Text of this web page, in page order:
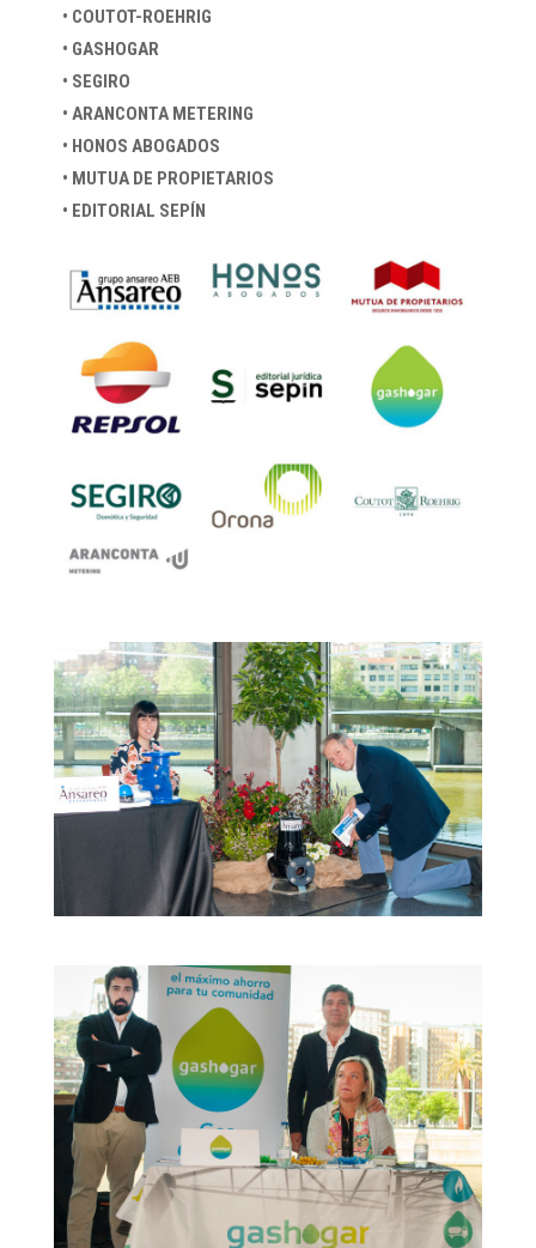
• COUTOT-ROEHRIG
• GASHOGAR
• SEGIRO
• ARANCONTA METERING
• HONOS ABOGADOS
• MUTUA DE PROPIETARIOS
• EDITORIAL SEPÍN